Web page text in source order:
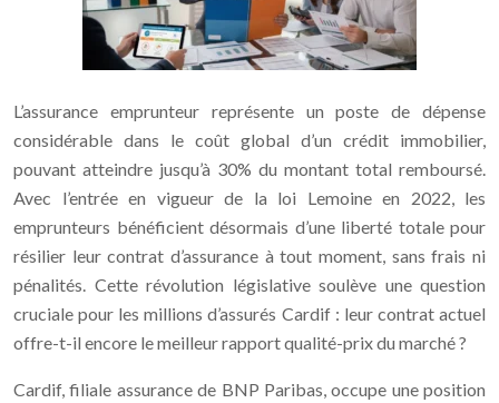
L’assurance emprunteur représente un poste de dépense
considérable dans le coût global d’un crédit immobilier,
pouvant atteindre jusqu’à 30% du montant total remboursé.
Avec l’entrée en vigueur de la loi Lemoine en 2022, les
emprunteurs bénéficient désormais d’une liberté totale pour
résilier leur contrat d’assurance à tout moment, sans frais ni
pénalités. Cette révolution législative soulève une question
cruciale pour les millions d’assurés Cardif : leur contrat actuel
offre-t-il encore le meilleur rapport qualité-prix du marché ?
Cardif, filiale assurance de BNP Paribas, occupe une position